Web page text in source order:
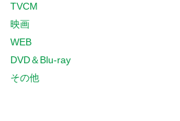
TVCM
映画
WEB
DVD＆Blu-ray
その他